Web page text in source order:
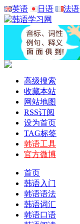
英语 日语 法语
高级搜索
收藏本站
网站地图
RSS订阅
设为首页
TAG标签
韩语工具
官方微博
首页
韩语入门
韩语语法
韩语词汇
韩语口语